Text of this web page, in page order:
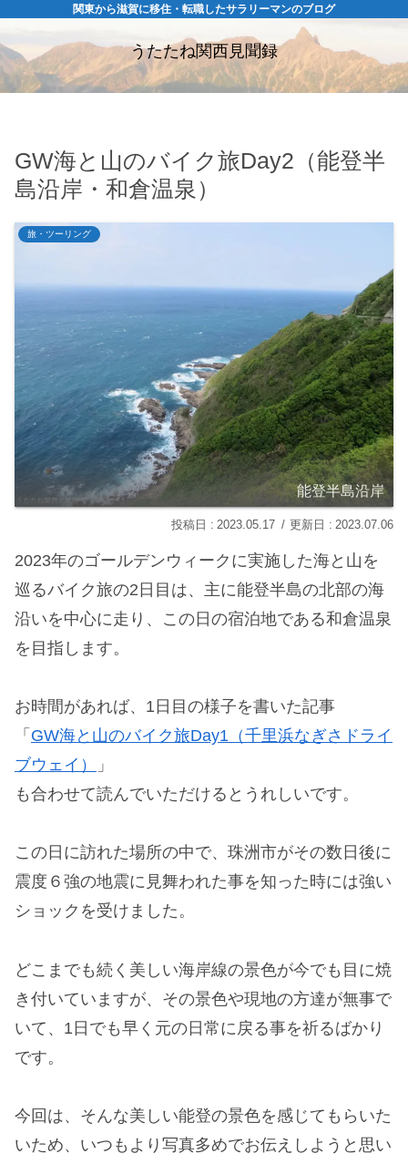
関東から滋賀に移住・転職したサラリーマンのブログ
うたたね関西見聞録
GW海と山のバイク旅Day2（能登半
島沿岸・和倉温泉）
旅・ツーリング
能登半島沿岸
2023.05.17 2023.07.06
2023年のゴールデンウィークに実施した海と山を
巡るバイク旅の2日目は、主に能登半島の北部の海
沿いを中心に走り、この日の宿泊地である和倉温泉
を目指します。
お時間があれば、1日目の様子を書いた記事
「 GW海と山のバイク旅Day1（千里浜なぎさドライ
ブウェイ）
」
も合わせて読んでいただけるとうれしいです。
この日に訪れた場所の中で、珠洲市がその数日後に
震度６強の地震に見舞われた事を知った時には強い
ショックを受けました。
どこまでも続く美しい海岸線の景色が今でも目に焼
き付いていますが、その景色や現地の方達が無事で
いて、1日でも早く元の日常に戻る事を祈るばかり
です。
今回は、そんな美しい能登の景色を感じてもらいた
いため、いつもより写真多めでお伝えしようと思い